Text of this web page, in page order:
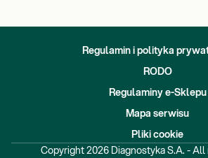
Regulamin i polityka
RODO
Regulaminy e-Sklepu
Mapa serwisu
Pliki cookie
Copyright 2026 Diagnostyka S.A. -